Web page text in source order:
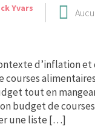
Yvars
d’inflation
courses
tout en
budget de
une liste […]